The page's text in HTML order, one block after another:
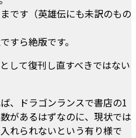
です（英雄伝にも未訳のもの
すら絶版です。
して復刊し直すべきではない
、ドラゴンランスで書店の1
があるはずなのに、現状では
れられないという有り様で